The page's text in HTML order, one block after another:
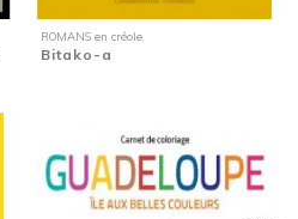
ROMANS en créole
Bitako-a